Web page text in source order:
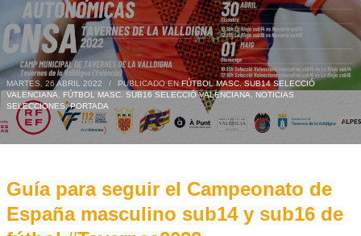
MARTES, 26 ABRIL 2022 / PUBLICADO ENFÚTBOL MASC. SUB14 SELECCIÓ
VALENCIANA
FÚTBOL MASC. SUB16 SELECCIÓ VALENCIANA
NOTICIAS
SELECCIONES,PORTADA
Guía para seguir el Campeonato de
España masculino sub14 y sub16 de